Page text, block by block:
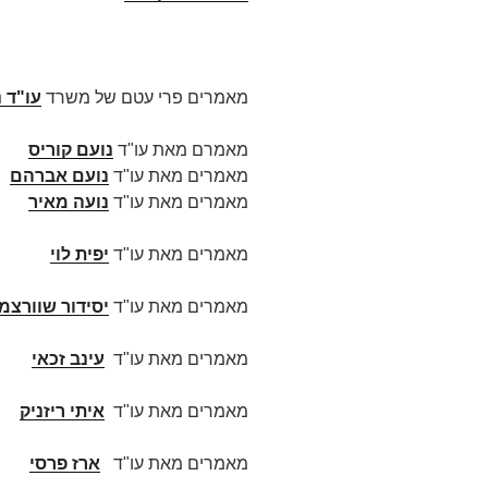
מאמרים פרי עטם של משרד עו"ד
מאמרם מאת עו"ד נועם קוריס
מאמרים מאת עו"ד נועם אברהם
מאמרים מאת עו"ד נועה מאיר
מאמרים מאת עו"ד יפית לוי
מאמרים מאת עו"ד יסידור
מאמרים מאת עו"ד עינב זכאי
מאמרים מאת עו"ד איתי ריזניק
מאמרים מאת עו"ד ארז פרסי